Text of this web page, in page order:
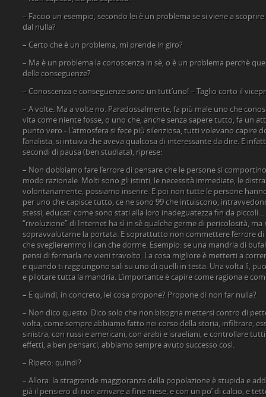
– Faccio un esempio, secondo lei è un problema se si viene a
dal nulla?
– Certo che è un problema, mi prende in giro?
– Ma è un problema la conoscenza in sè, o è un problema perchè
delle conseguenze?
– Conoscenza e conseguenze sono un tutt’uno! – Taglio corto il
– A volte. Ma a volte no. Paradossalmente, fa più male uno che
vita come niente fosse, o uno che, anche senza sapere tutto, fa un
punto vero.- L’atmosfera si fece più silenziosa, tutti volevano capire
l’analista, si intuiva che aveva qualcosa di interessante da dire. E
secondi di pausa (ben studiata), riprese:
– Non dobbiamo fare l’errore di pensare che le persone si
modo razionale. Molti sono gli istinti, le necessità immediate, le
volontariamente, possiamo inserire. E poi non tutte le persone
per uno che capisce tutto, ce ne sono 99 che intuiscono,
stessi, educati come sono stati alla loro inadeguatezza fin da
“rivoluzione” di Internet ha sì in sè qualche germe di pericolosità,
sopravvalutarne la portata. E soprattutto non commettere l’errore
che sveglieremmo il can che dorme. Esempio: se una mandria di
pensi di fermarla ne vieni travolto. La cosa migliore è metterti a
e quando ti raggiungono sali su uno di quelli in testa. Una volta lì,
e pilotare tutta la mandria. L’importante è capire come ragiona e
– E quindi, in concreto, lei cosa propone? Propone di non far nulla?
– Non dico questo. Dico solo che non bisogna mettersi contro di
volta, come sempre abbiamo fatto nei corso della storia, infiltrare,
sinistra, con russi e americani, con arabi e israeliani, e controllare
effetti, a ben pensarci, abbiamo sempre avuto successo così.
– Ripeto: quindi?
– Allora: la stragrande maggioranza della popolazione è stupida e
già il pensiero di non arrivare a fine mese, e con un po’ di calcio, e